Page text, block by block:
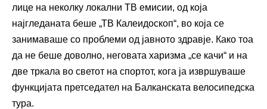
лице на неколку локални ТВ емисии, од која
најгледаната беше „ТВ Калеидоскоп“, во која се
занимаваше со проблеми од јавното здравје. Како тоа
да не беше доволно, неговата харизма „се качи“ и на
две тркала во светот на спортот, кога ја извршуваше
функцијата претседател на Балканската велосипедска
тура.